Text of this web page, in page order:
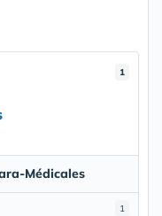
1
Médicales
1